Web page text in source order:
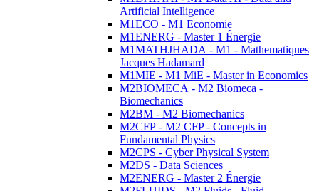
Artificial Intelligence
M1ECO - M1 Economie
M1ENERG - Master 1 Énergie
M1MATHJHADA - M1 - Mathematiques
Jacques Hadamard
M1MIE - M1 MiE - Master in Economics
M2BIOMECA - M2 Biomeca -
Biomechanics
M2BM - M2 Biomechanics
M2CFP - M2 CFP - Concepts in
Fundamental Physics
M2CPS - Cyber Physical System
M2DS - Data Sciences
M2ENERG - Master 2 Énergie